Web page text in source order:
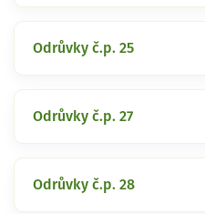
Odrůvky č.p. 25
Odrůvky č.p. 27
Odrůvky č.p. 28